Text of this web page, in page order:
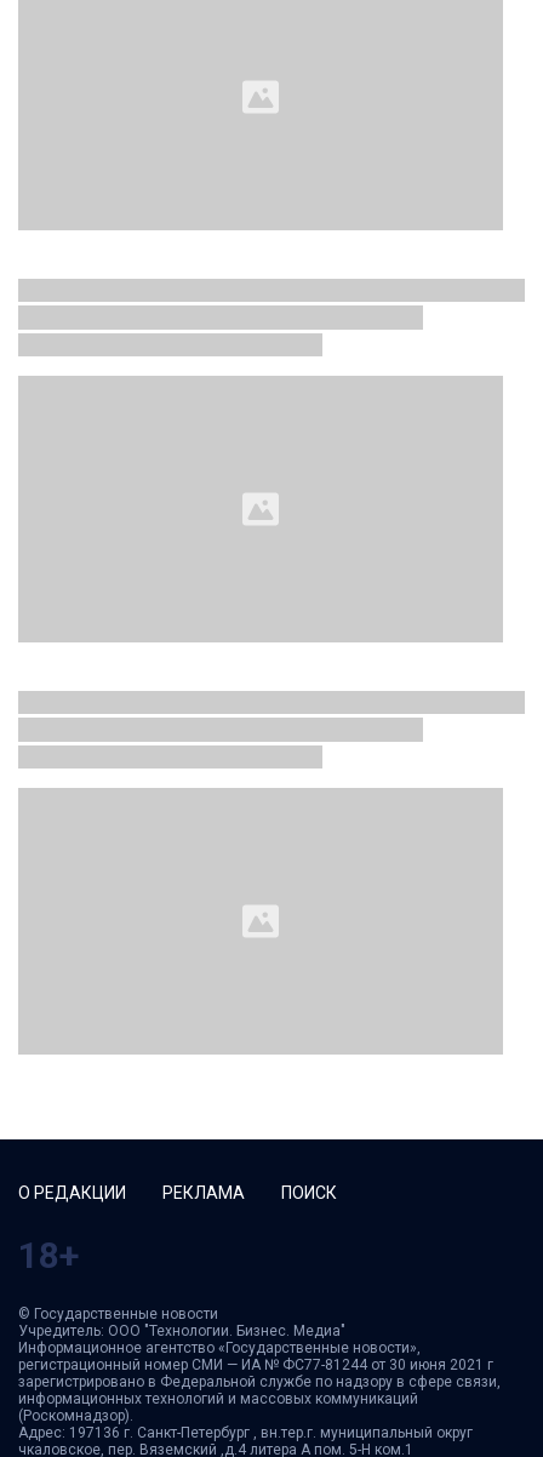
О РЕДАКЦИИ РЕКЛАМА ПОИСК
18+
© Государственные новости
Учредитель: ООО "Технологии. Бизнес. Медиа"
Информационное агентство «Государственные новости»,
регистрационный номер СМИ — ИА № ФС77-81244 от 30 июня 2021 г
зарегистрировано в Федеральной службе по надзору в сфере связи,
информационных технологий и массовых коммуникаций
(Роскомнадзор).
Адрес: 197136 г. Санкт-Петербург , вн.тер.г. муниципальный округ
чкаловское, пер. Вяземский ,д.4 литера А пом. 5-Н ком.1